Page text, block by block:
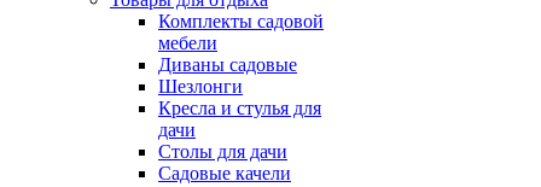
Комплекты садовой
мебели
Диваны садовые
Шезлонги
Кресла и стулья для
дачи
Столы для дачи
Садовые качели